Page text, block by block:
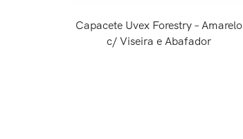
Capacete Uvex Forestry – Amarelo
c/ Viseira e Abafador